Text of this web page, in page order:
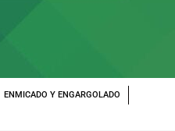
ENMICADO Y ENGARGOLADO